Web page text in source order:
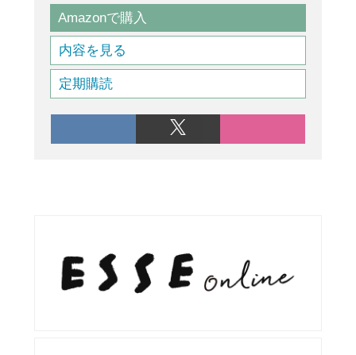
Amazonで購入
内容を見る
定期購読